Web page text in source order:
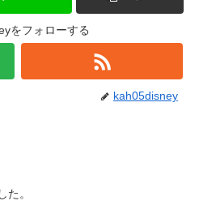
をフォローする
kah05disney
た。